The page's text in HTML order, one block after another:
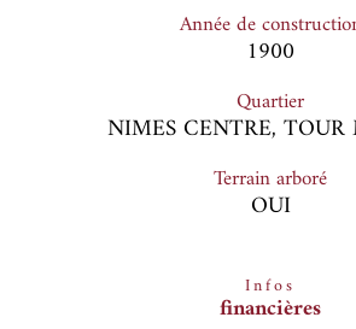
Année de
1900
Quartier
NIMES CENTRE,
Terrain arboré
OUI
Infos
financières